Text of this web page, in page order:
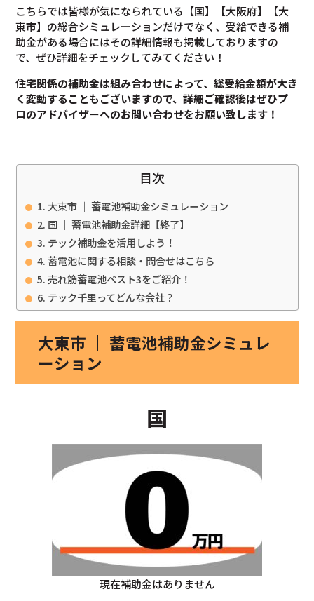
こちらでは皆様が気になられている【国】【大阪府】【大
東市】の総合シミュレーションだけでなく、受給できる補
助金がある場合にはその詳細情報も掲載しておりますの
で、ぜひ詳細をチェックしてみてください！
住宅関係の補助金は組み合わせによって、総受給金額が大き
く変動することもございますので、詳細ご確認後はぜひプ
ロのアドバイザーへのお問い合わせをお願い致します！
目次
大東市 ｜ 蓄電池補助金シミュレーション
国 ｜ 蓄電池補助金詳細【終了】
テック補助金を活用しよう！
蓄電池に関する相談・問合せはこちら
売れ筋蓄電池ベスト3をご紹介！
テック千里ってどんな会社？
大東市 ｜ 蓄電池補助金シミュレ
ーション
国
現在補助金はありません